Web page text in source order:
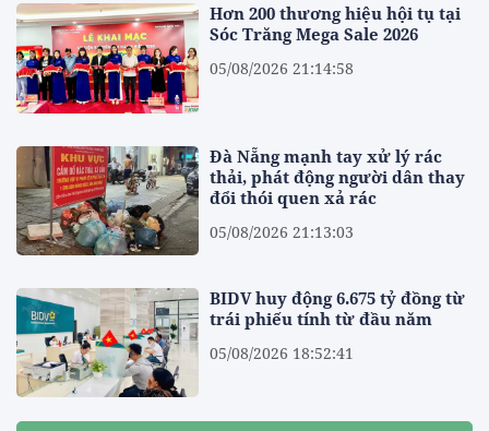
Hơn 200 thương hiệu hội tụ tại
Sóc Trăng Mega Sale 2026
05/08/2026 21:14:58
Đà Nẵng mạnh tay xử lý rác
thải, phát động người dân thay
đổi thói quen xả rác
05/08/2026 21:13:03
BIDV huy động 6.675 tỷ đồng từ
trái phiếu tính từ đầu năm
05/08/2026 18:52:41